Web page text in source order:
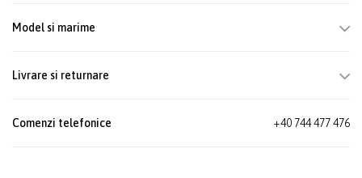
Model si marime
Livrare si returnare
Comenzi telefonice +40 744 477 476